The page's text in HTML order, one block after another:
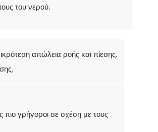
του νερού.
απώλεια ροής και πίεσης.
πιο γρήγοροι σε σχέση με τους